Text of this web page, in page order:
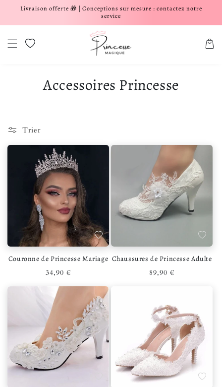
et passer au contenu
Livraison offerte 🎁 | Conceptions sur mesure : contactez notre
service
Liste de souhaits Panier
Accessoires Princesse
Trier
Ajouter à la liste de souhaits
Couronne de Princesse Mariage
Prix habituel
34,90 €
Ajouter
Chaussures de Princesse Adulte
Prix habituel
89,90 €
Ajouter à la liste de souhaits Ajouter